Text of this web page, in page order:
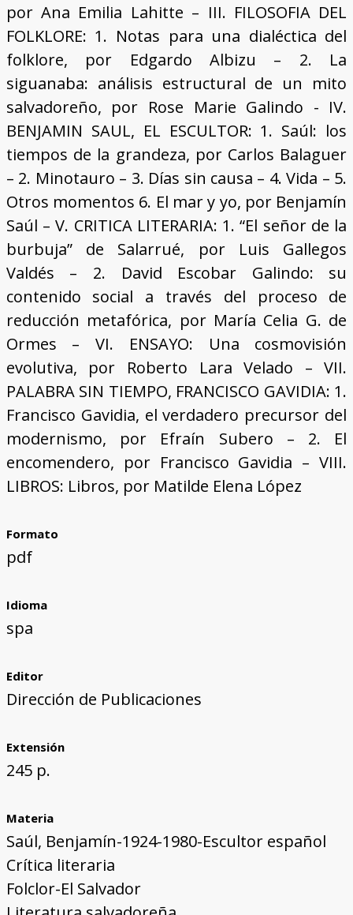
por Ana Emilia Lahitte – III. FILOSOFIA DEL
FOLKLORE: 1. Notas para una dialéctica del
folklore, por Edgardo Albizu – 2. La
siguanaba: análisis estructural de un mito
salvadoreño, por Rose Marie Galindo - IV.
BENJAMIN SAUL, EL ESCULTOR: 1. Saúl: los
tiempos de la grandeza, por Carlos Balaguer
– 2. Minotauro – 3. Días sin causa – 4. Vida – 5.
Otros momentos 6. El mar y yo, por Benjamín
Saúl – V. CRITICA LITERARIA: 1. “El señor de la
burbuja” de Salarrué, por Luis Gallegos
Valdés – 2. David Escobar Galindo: su
contenido social a través del proceso de
reducción metafórica, por María Celia G. de
Ormes – VI. ENSAYO: Una cosmovisión
evolutiva, por Roberto Lara Velado – VII.
PALABRA SIN TIEMPO, FRANCISCO GAVIDIA: 1.
Francisco Gavidia, el verdadero precursor del
modernismo, por Efraín Subero – 2. El
encomendero, por Francisco Gavidia – VIII.
LIBROS: Libros, por Matilde Elena López
Formato
pdf
Idioma
spa
Editor
Dirección de Publicaciones
Extensión
245 p.
Materia
Saúl, Benjamín-1924-1980-Escultor español
Crítica literaria
Folclor-El Salvador